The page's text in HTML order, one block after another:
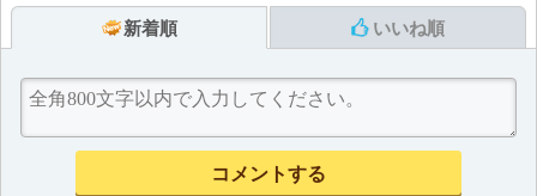
新着順 いいね順